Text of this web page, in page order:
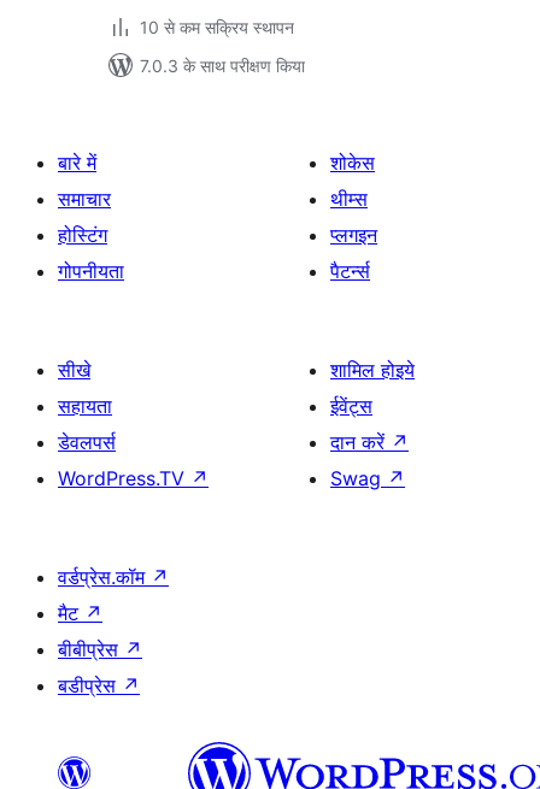
10 से कम सक्रिय स्थापन
7.0.3 के साथ परीक्षण किया
बारे में
समाचार
होस्टिंग
गोपनीयता
शोकेस
थीम्स
प्लगइन
पैटर्न्स
सीखे
सहायता
डेवलपर्स
WordPress.TV ↗
शामिल होइये
ईवेंट्स
दान करें ↗
Swag ↗
वर्डप्रेस.कॉम ↗
मैट ↗
बीबीप्रेस ↗
बडीप्रेस ↗